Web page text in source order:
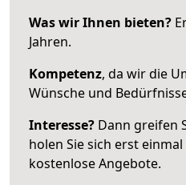
Was wir Ihnen bieten?
Jahren.
Kompetenz, da wir die
Wünsche und
Interesse? Dann greifen
holen Sie sich erst
kostenlose Angebote.